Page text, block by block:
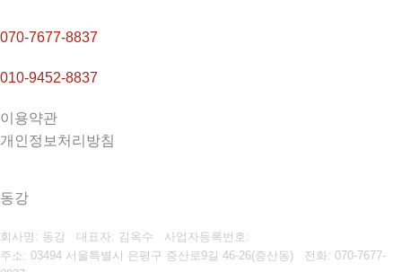
070-7677-8837
010-9452-8837
이용약관
개인정보처리방침
동강
회사명: 동강 대표자: 김옥수 사업자등록번호:
주소: 03494 서울특별시 은평구 증산로9길 46-26(증산동) 전화: 070-7677-